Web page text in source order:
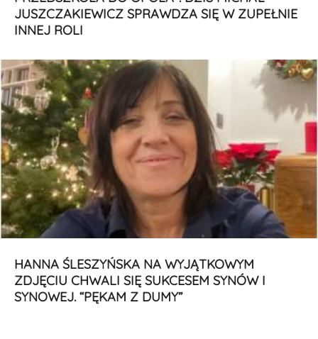
JUSZCZAKIEWICZ SPRAWDZA SIĘ W ZUPEŁNIE
INNEJ ROLI
HANNA ŚLESZYŃSKA NA WYJĄTKOWYM
ZDJĘCIU CHWALI SIĘ SUKCESEM SYNÓW I
SYNOWEJ. “PĘKAM Z DUMY”